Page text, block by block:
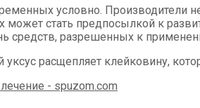
условно. Производители
стать предпосылкой к
средств, разрешенных к
расщепляет клейковину,